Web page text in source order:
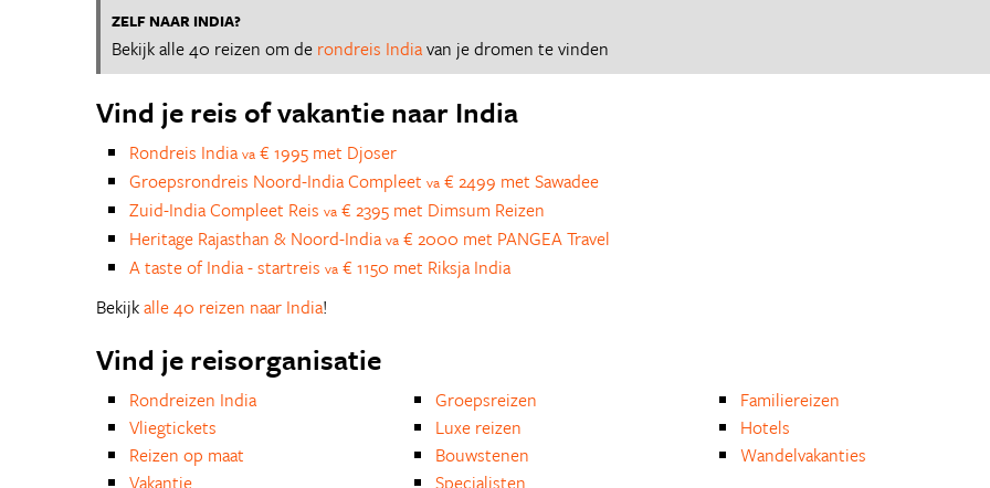
ZELF NAAR INDIA?
Bekijk alle 40 reizen om de rondreis Indiavan je dromen te vinden
Vind je reis of vakantie naar India
Rondreis India va € 1995 met Djoser
Groepsrondreis Noord-India Compleet va € 2499 met Sawadee
Zuid-India Compleet Reis va € 2395 met Dimsum Reizen
Heritage Rajasthan & Noord-India va € 2000 met PANGEA Travel
A taste of India - startreis va € 1150 met Riksja India
Bekijkalle 40 reizen naar India!
Vind je reisorganisatie
Rondreizen India
Vliegtickets
Reizen op maat
Vakantie
Groepsreizen
Luxe reizen
Bouwstenen
Specialisten
Familiereizen
Hotels
Wandelvakanties